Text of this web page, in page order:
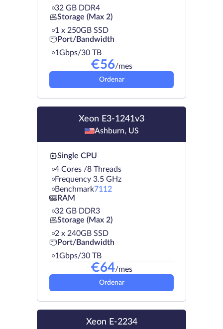
32 GB DDR4
Storage (Max 2)
1 х 250GB SSD
Port/Bandwidth
1Gbps/30 TB
€56/mes
Ordenar
Xeon E3-1241v3
Ashburn, US
Single CPU
4 Cores /8 Threads
Frequency 3.5 GHz
Benchmark7112
RAM
32 GB DDR3
Storage (Max 2)
2 х 240GB SSD
Port/Bandwidth
1Gbps/30 TB
€64/mes
Ordenar
Xeon E-2234